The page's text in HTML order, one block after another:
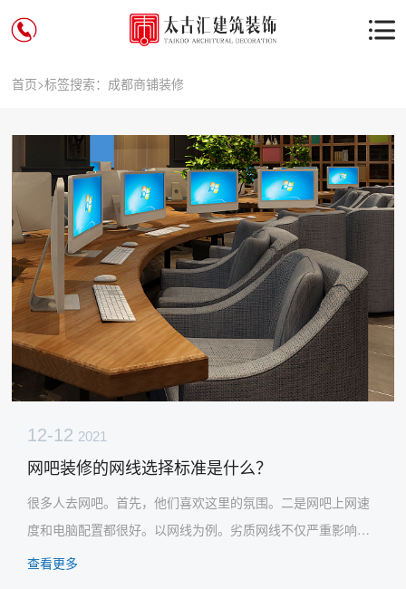
首页>标签搜索：成都商铺装修
12-12 2021
网吧装修的网线选择标准是什么？
很多人去网吧。首先，他们喜欢这里的氛围。二是网吧上网速
度和电脑配置都很好。以网线为例。劣质网线不仅严重影响网
速，暗线后期维护也非常困难。下面成都网吧装修设计公司分
查看更多